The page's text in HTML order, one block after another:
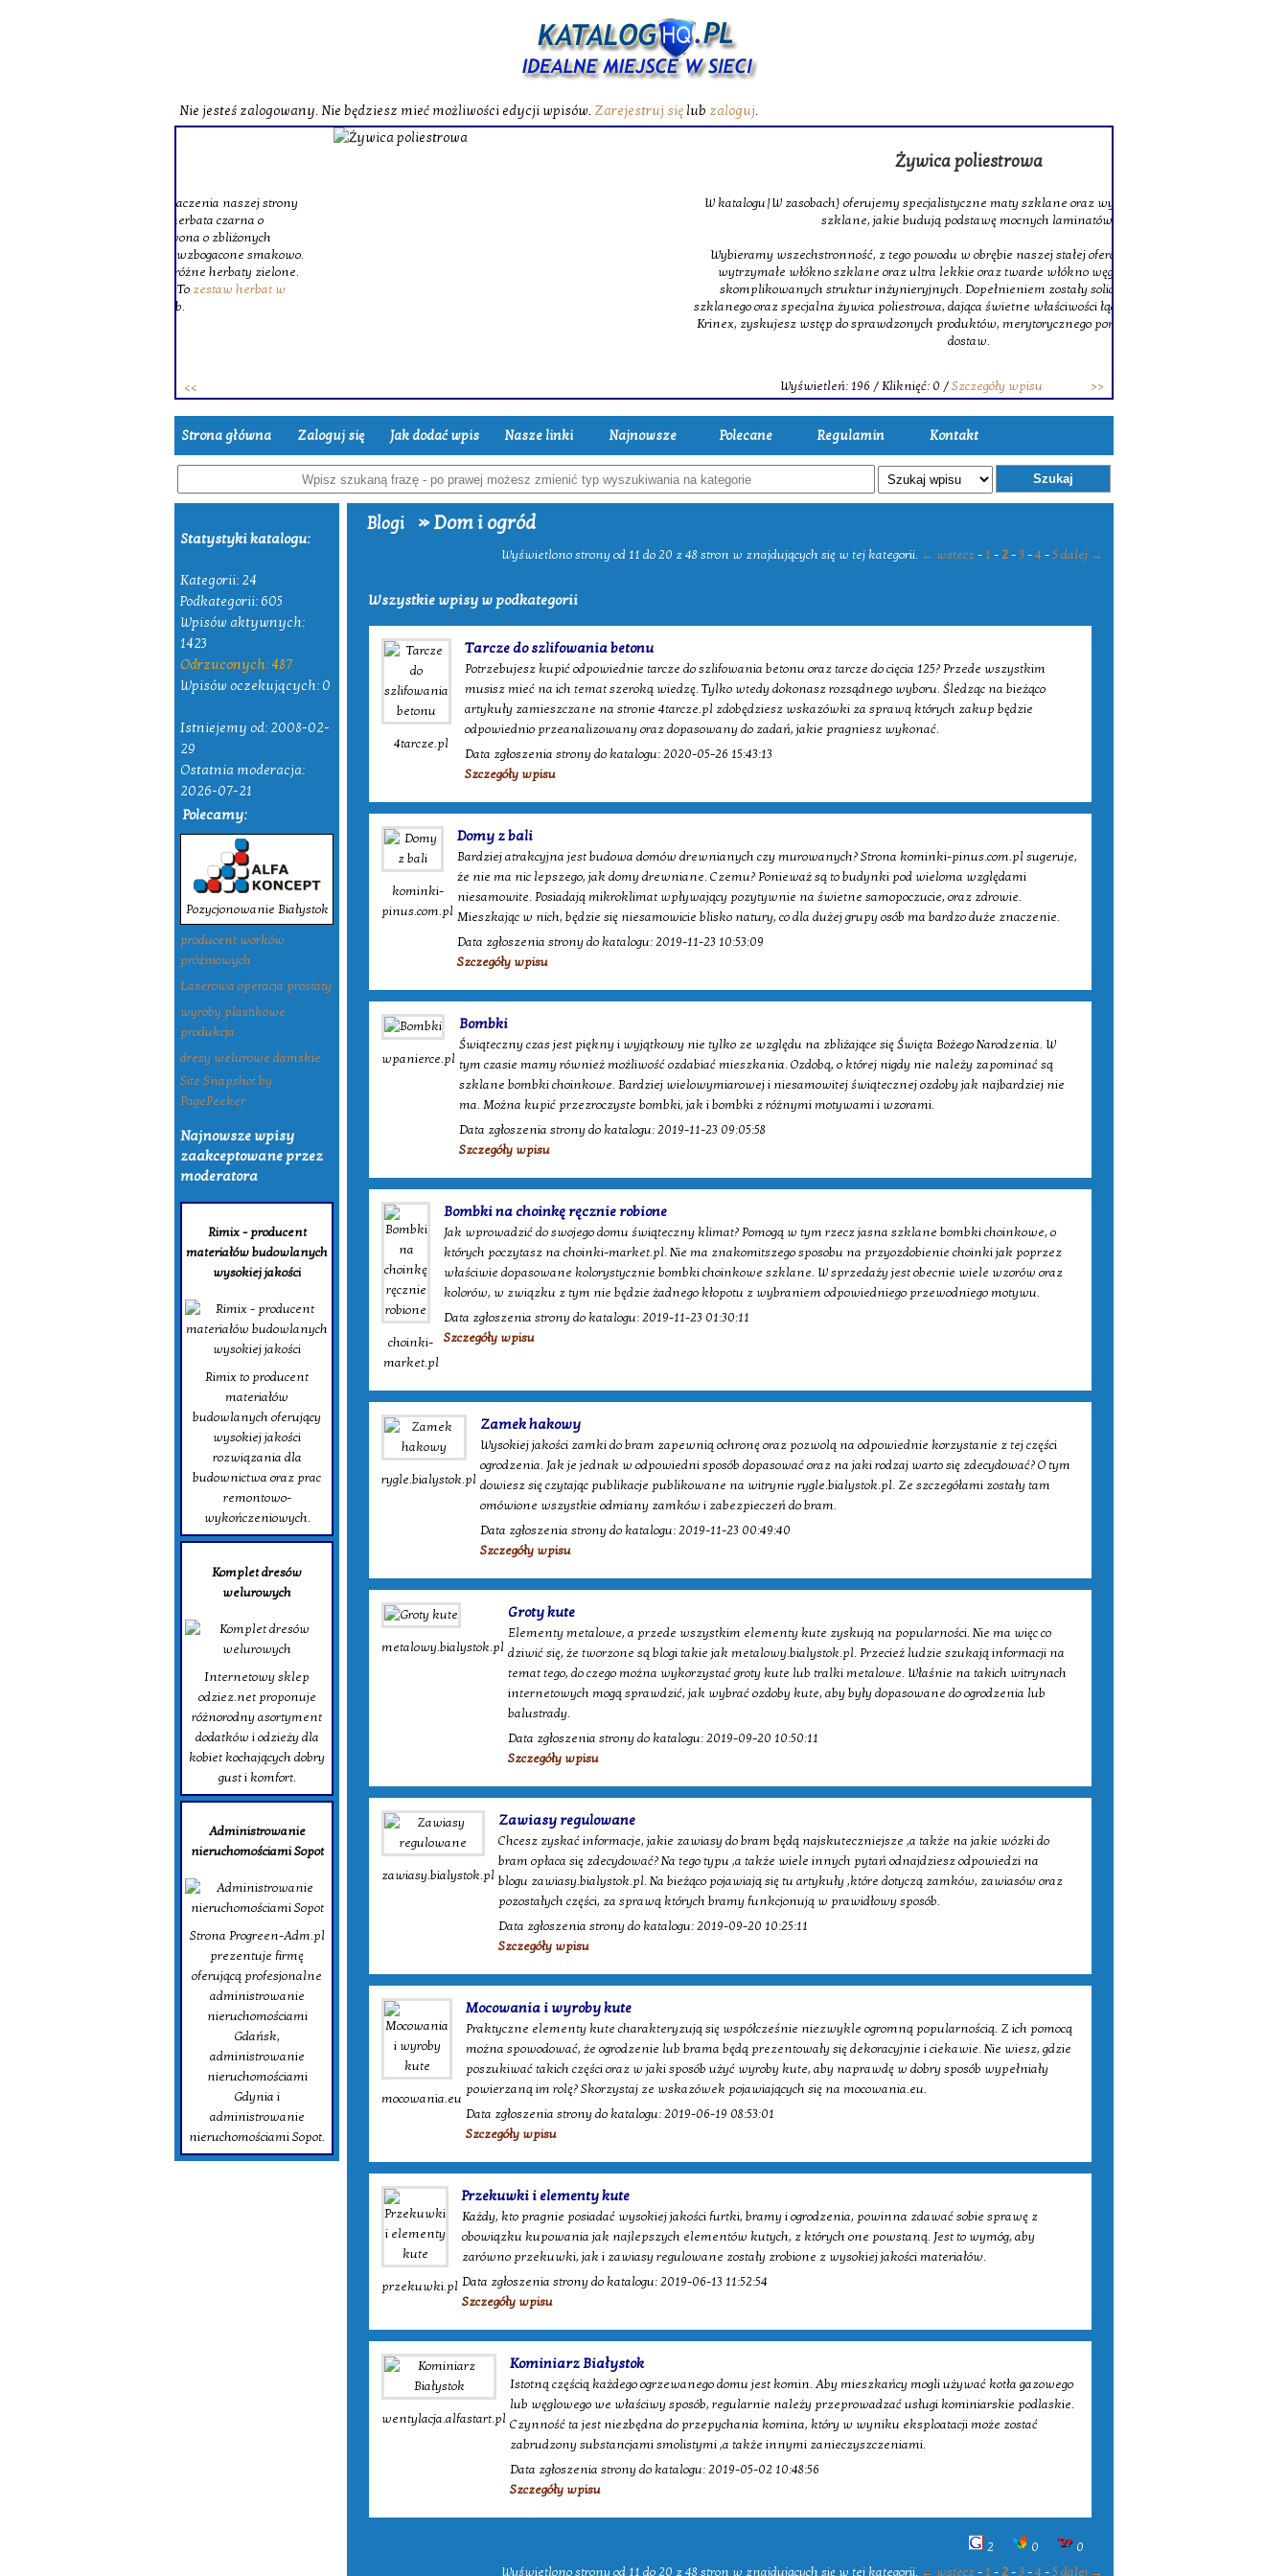
Nie jesteś zalogowany. Nie będziesz mieć możliwości edycji wpisów. Zarejestruj się lub zaloguj.
W katalogu|W zasobach} oferujemy specjalistyczne maty szklane oraz wysokiej jakości tkaniny
szklane, jakie budują podstawę mocnych laminatów.
Wybieramy wszechstronność, z tego powodu w obrębie naszej stałej ofercie znajduje się także
wytrzymałe włókno szklane oraz ultra lekkie oraz twarde włókno węglowe, doskonałe do
skomplikowanych struktur inżynieryjnych. Dopełnieniem zostały solidne pręty z włókna
szklanego oraz specjalna żywica poliestrowa, dająca świetne właściwości łączenia. Decydując się na
Krinex, zyskujesz wstęp do sprawdzonych produktów, merytorycznego pomocy oraz terminowych
Wyświetleń: 196 / Kliknięć: 0 /Szczegóły wpisu
Strona główna Zaloguj się Jak dodać wpis Nasze linki Najnowsze Polecane Regulamin Kontakt
Szukaj
Statystyki katalogu:
Kategorii: 24
Podkategorii: 605
Wpisów aktywnych:
1423
Odrzuconych: 487
Wpisów oczekujących: 0
Istniejemy od: 2008-02-
29
Ostatnia moderacja:
2026-07-21
Polecamy:
Pozycjonowanie Białystok
producent worków
próżniowych
Laserowa operacja prostaty
wyroby plastikowe
produkcja
dresy welurowe damskie
Site Snapshot by
PagePeeker
Najnowsze wpisy
zaakceptowane przez
moderatora
Rimix - producent
materiałów budowlanych
wysokiej jakości
Rimix to producent
materiałów
budowlanych oferujący
wysokiej jakości
rozwiązania dla
budownictwa oraz prac
remontowo-
wykończeniowych.
Komplet dresów
welurowych
Internetowy sklep
odziez.net proponuje
różnorodny asortyment
dodatków i odzieży dla
kobiet kochających dobry
gust i komfort.
Administrowanie
nieruchomościami Sopot
Strona Progreen-Adm.pl
prezentuje firmę
oferującą profesjonalne
administrowanie
nieruchomościami
Gdańsk,
administrowanie
nieruchomościami
Gdynia i
administrowanie
nieruchomościami Sopot.
Blogi » Dom i ogród
Wyświetlono strony od 11 do 20 z 48 stron w znajdujących się w tej kategorii. ← wstecz- 1 -2-3 -4-5dalej →
Wszystkie wpisy w podkategorii
4tarcze.pl
Tarcze do szlifowania betonu
Potrzebujesz kupić odpowiednie tarcze do szlifowania betonu oraz tarcze do cięcia 125? Przede wszystkim
musisz mieć na ich temat szeroką wiedzę. Tylko wtedy dokonasz rozsądnego wyboru. Śledząc na bieżąco
artykuły zamieszczane na stronie 4tarcze.pl zdobędziesz wskazówki za sprawą których zakup będzie
odpowiednio przeanalizowany oraz dopasowany do zadań, jakie pragniesz wykonać.
Data zgłoszenia strony do katalogu: 2020-05-26 15:43:13
Szczegóły wpisu
kominki-
pinus.com.pl
Domy z bali
Bardziej atrakcyjna jest budowa domów drewnianych czy murowanych? Strona kominki-pinus.com.pl sugeruje,
że nie ma nic lepszego, jak domy drewniane. Czemu? Ponieważ są to budynki pod wieloma względami
niesamowite. Posiadają mikroklimat wpływający pozytywnie na świetne samopoczucie, oraz zdrowie.
Mieszkając w nich, będzie się niesamowicie blisko natury, co dla dużej grupy osób ma bardzo duże znaczenie.
Data zgłoszenia strony do katalogu: 2019-11-23 10:53:09
Szczegóły wpisu
wpanierce.pl
Bombki
Świąteczny czas jest piękny i wyjątkowy nie tylko ze względu na zbliżające się Święta Bożego Narodzenia. W
tym czasie mamy również możliwość ozdabiać mieszkania. Ozdobą, o której nigdy nie należy zapominać są
szklane bombki choinkowe. Bardziej wielowymiarowej i niesamowitej świątecznej ozdoby jak najbardziej nie
ma. Można kupić przezroczyste bombki, jak i bombki z różnymi motywami i wzorami.
Data zgłoszenia strony do katalogu: 2019-11-23 09:05:58
Szczegóły wpisu
choinki-
market.pl
Bombki na choinkę ręcznie robione
Jak wprowadzić do swojego domu świąteczny klimat? Pomogą w tym rzecz jasna szklane bombki choinkowe, o
których poczytasz na choinki-market.pl. Nie ma znakomitszego sposobu na przyozdobienie choinki jak poprzez
właściwie dopasowane kolorystycznie bombki choinkowe szklane. W sprzedaży jest obecnie wiele wzorów oraz
kolorów, w związku z tym nie będzie żadnego kłopotu z wybraniem odpowiedniego przewodniego motywu.
Data zgłoszenia strony do katalogu: 2019-11-23 01:30:11
Szczegóły wpisu
rygle.bialystok.pl
Zamek hakowy
Wysokiej jakości zamki do bram zapewnią ochronę oraz pozwolą na odpowiednie korzystanie z tej części
ogrodzenia. Jak je jednak w odpowiedni sposób dopasować oraz na jaki rodzaj warto się zdecydować? O tym
dowiesz się czytając publikacje publikowane na witrynie rygle.bialystok.pl. Ze szczegółami zostały tam
omówione wszystkie odmiany zamków i zabezpieczeń do bram.
Data zgłoszenia strony do katalogu: 2019-11-23 00:49:40
Szczegóły wpisu
metalowy.bialystok.pl
Groty kute
Elementy metalowe, a przede wszystkim elementy kute zyskują na popularności. Nie ma więc co
dziwić się, że tworzone są blogi takie jak metalowy.bialystok.pl. Przecież ludzie szukają informacji na
temat tego, do czego można wykorzystać groty kute lub tralki metalowe. Właśnie na takich witrynach
internetowych mogą sprawdzić, jak wybrać ozdoby kute, aby były dopasowane do ogrodzenia lub
balustrady.
Data zgłoszenia strony do katalogu: 2019-09-20 10:50:11
Szczegóły wpisu
zawiasy.bialystok.pl
Zawiasy regulowane
Chcesz zyskać informacje, jakie zawiasy do bram będą najskuteczniejsze ,a także na jakie wózki do
bram opłaca się zdecydować? Na tego typu ,a także wiele innych pytań odnajdziesz odpowiedzi na
blogu zawiasy.bialystok.pl. Na bieżąco pojawiają się tu artykuły ,które dotyczą zamków, zawiasów oraz
pozostałych części, za sprawą których bramy funkcjonują w prawidłowy sposób.
Data zgłoszenia strony do katalogu: 2019-09-20 10:25:11
Szczegóły wpisu
mocowania.eu
Mocowania i wyroby kute
Praktyczne elementy kute charakteryzują się współcześnie niezwykle ogromną popularnością. Z ich pomocą
można spowodować, że ogrodzenie lub brama będą prezentowały się dekoracyjnie i ciekawie. Nie wiesz, gdzie
poszukiwać takich części oraz w jaki sposób użyć wyroby kute, aby naprawdę w dobry sposób wypełniały
powierzaną im rolę? Skorzystaj ze wskazówek pojawiających się na mocowania.eu.
Data zgłoszenia strony do katalogu: 2019-06-19 08:53:01
Szczegóły wpisu
przekuwki.pl
Przekuwki i elementy kute
Każdy, kto pragnie posiadać wysokiej jakości furtki, bramy i ogrodzenia, powinna zdawać sobie sprawę z
obowiązku kupowania jak najlepszych elementów kutych, z których one powstaną. Jest to wymóg, aby
zarówno przekuwki, jak i zawiasy regulowane zostały zrobione z wysokiej jakości materiałów.
Data zgłoszenia strony do katalogu: 2019-06-13 11:52:54
Szczegóły wpisu
wentylacja.alfastart.pl
Kominiarz Białystok
Istotną częścią każdego ogrzewanego domu jest komin. Aby mieszkańcy mogli używać kotła gazowego
lub węglowego we właściwy sposób, regularnie należy przeprowadzać usługi kominiarskie podlaskie.
Czynność ta jest niezbędna do przepychania komina, który w wyniku eksploatacji może zostać
zabrudzony substancjami smolistymi ,a także innymi zanieczyszczeniami.
Data zgłoszenia strony do katalogu: 2019-05-02 10:48:56
Szczegóły wpisu
2 0
0
Wyświetlono strony od 11 do 20 z 48 stron w znajdujących się w tej kategorii. ← wstecz- 1 -2-3 -4-5dalej →